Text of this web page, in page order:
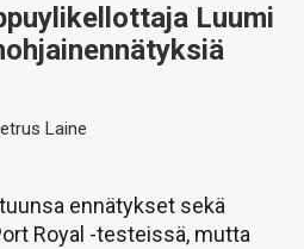
Luumi
Laine
ennätykset sekä
Royal -testeissä, mutta